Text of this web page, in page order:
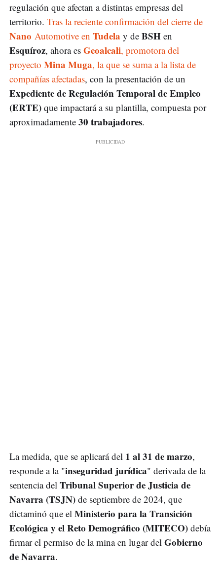
regulación que afectan a distintas empresas del
territorio. Tras la reciente confirmación del cierre de
Nano Automotive en Tudela y de BSH en
Esquíroz, ahora es Geoalcali, promotora del
proyecto Mina Muga, la que se suma a la lista de
compañías afectadas, con la presentación de un
Expediente de Regulación Temporal de Empleo
(ERTE) que impactará a su plantilla, compuesta por
aproximadamente 30 trabajadores.
La medida, que se aplicará del 1 al 31 de marzo,
responde a la "inseguridad jurídica" derivada de la
sentencia del Tribunal Superior de Justicia de
Navarra (TSJN) de septiembre de 2024, que
dictaminó que el Ministerio para la Transición
Ecológica y el Reto Demográfico (MITECO) debía
firmar el permiso de la mina en lugar del Gobierno
de Navarra.